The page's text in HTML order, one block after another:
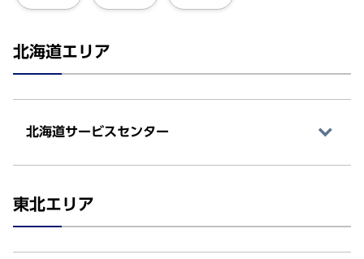
北海道エリア
北海道サービスセンター
東北エリア